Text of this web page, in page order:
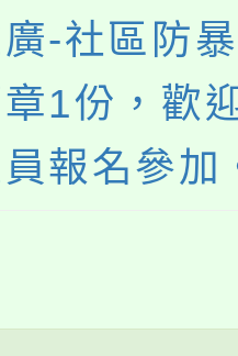
-社區防
1份，歡
報名參加